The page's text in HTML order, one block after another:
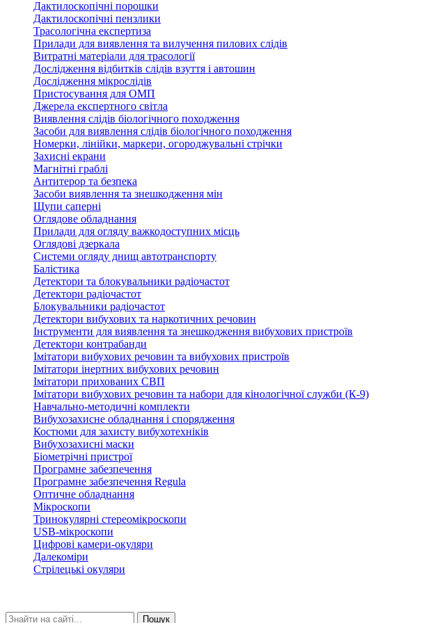
Дактилоскопічні порошки
Дактилоскопічні пензлики
Трасологічна експертиза
Прилади для виявлення та вилучення пилових слідів
Витратні матеріали для трасології
Дослідження відбитків слідів взуття і автошин
Дослідження мікрослідів
Пристосування для ОМП
Джерела експертного світла
Виявлення слідів біологічного походження
Засоби для виявлення слідів біологічного походження
Номерки, лінійки, маркери, огороджувальні стрічки
Захисні екрани
Магнітні граблі
Антитерор та безпека
Засоби виявлення та знешкодження мін
Щупи саперні
Оглядове обладнання
Прилади для огляду важкодоступних місць
Оглядові дзеркала
Системи огляду днищ автотранспорту
Балістика
Детектори та блокувальники радіочастот
Детектори радіочастот
Блокувальники радіочастот
Детектори вибухових та наркотичних речовин
Інструменти для виявлення та знешкодження вибухових пристроїв
Детектори контрабанди
Імітатори вибухових речовин та вибухових пристроїв
Імітатори інертних вибухових речовин
Імітатори прихованих СВП
Імітатори вибухових речовин та набори для кінологічної служби (К-9)
Навчально-методичні комплекти
Вибухозахисне обладнання і спорядження
Костюми для захисту вибухотехніків
Вибухозахисні маски
Біометрічні пристрої
Програмне забезпечення
Програмне забезпечення Regula
Оптичне обладнання
Мікроскопи
Тринокулярні стереомікроскопи
USB-мікроскопи
Цифрові камери-окуляри
Далекоміри
Стрілецькі окуляри